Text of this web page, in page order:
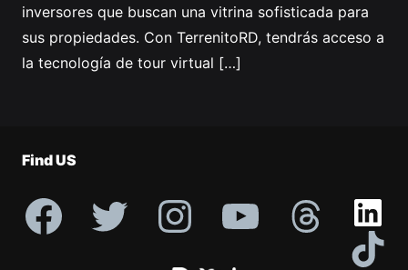
inversores que buscan una vitrina sofisticada para
sus propiedades. Con TerrenitoRD, tendrás acceso a
la tecnología de tour virtual […]
Find US